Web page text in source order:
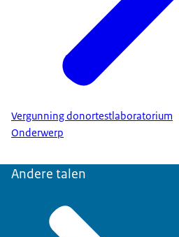
Vergunning donortestlaboratorium
Onderwerp
Andere talen